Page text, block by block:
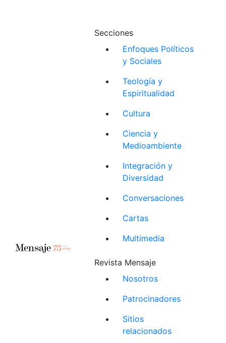
Secciones
Enfoques Políticos
y Sociales
Teología y
Espiritualidad
Cultura
Ciencia y
Medioambiente
Integración y
Diversidad
Conversaciones
Cartas
Multimedia
Revista Mensaje
Nosotros
Patrocinadores
Sitios
relacionados